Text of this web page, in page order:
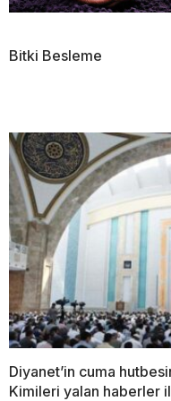
Bitki Besleme
Diyanet’in cuma
Kimileri yalan haberler